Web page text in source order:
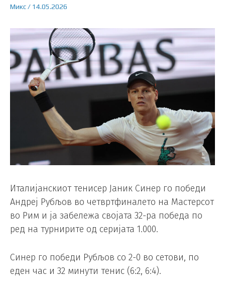
Микс/ 14.05.2026
Италијанскиот тенисер Јаник Синер го победи
Андреј Рубљов во четвртфиналето на Мастерсот
во Рим и ја забележа својата 32-ра победа по
ред на турнирите од серијата 1.000.
Синер го победи Рубљов со 2-0 во сетови, по
еден час и 32 минути тенис (6:2, 6:4).